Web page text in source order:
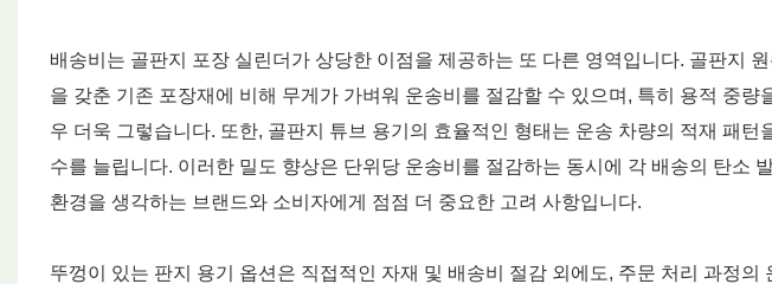
배송비는 골판지 포장 실린더가 상당한 이점을 제공하는 또 다른 영역입니다. 골판지
을 갖춘 기존 포장재에 비해 무게가 가벼워 운송비를 절감할 수 있으며, 특히 용적 중량
우 더욱 그렇습니다. 또한, 골판지 튜브 용기의 효율적인 형태는 운송 차량의 적재 패턴
수를 늘립니다. 이러한 밀도 향상은 단위당 운송비를 절감하는 동시에 각 배송의 탄소
환경을 생각하는 브랜드와 소비자에게 점점 더 중요한 고려 사항입니다.
뚜껑이 있는 판지 용기 옵션은 직접적인 자재 및 배송비 절감 외에도, 주문 처리 과정